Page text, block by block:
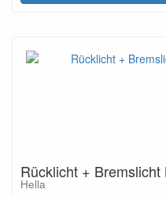
Rücklicht +
Hella